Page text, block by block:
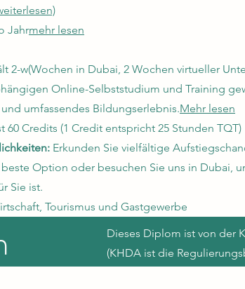
Jahrmehr lesen
2-w(Wochen in Dubai, 2 Wochen virtueller
Online-Selbststudium und Training
umfassendes Bildungserlebnis.Mehr lesen
60 Credits (1 Credit entspricht 25 Stunden TQT)
Erkunden Sie vielfältige
Option oder besuchen Sie uns in Dubai,
Sie ist.
Tourismus und Gastgewerbe
Dieses Diplom ist von der
(KHDA ist die